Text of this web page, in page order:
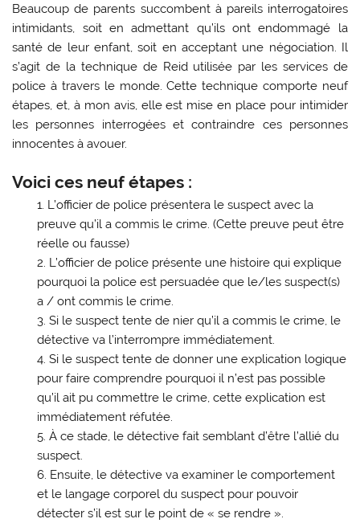
Beaucoup de parents succombent à pareils interrogatoires
intimidants, soit en admettant qu’ils ont endommagé la
santé de leur enfant, soit en acceptant une négociation. Il
s’agit de la technique de Reid utilisée par les services de
police à travers le monde. Cette technique comporte neuf
étapes, et, à mon avis, elle est mise en place pour intimider
les personnes interrogées et contraindre ces personnes
innocentes à avouer.
Voici ces neuf étapes :
L’officier de police présentera le suspect avec la
preuve qu’il a commis le crime. (Cette preuve peut être
réelle ou fausse)
L’officier de police présente une histoire qui explique
pourquoi la police est persuadée que le/les suspect(s)
a / ont commis le crime.
Si le suspect tente de nier qu’il a commis le crime, le
détective va l’interrompre immédiatement.
Si le suspect tente de donner une explication logique
pour faire comprendre pourquoi il n’est pas possible
qu’il ait pu commettre le crime, cette explication est
immédiatement réfutée.
À ce stade, le détective fait semblant d’être l’allié du
suspect.
Ensuite, le détective va examiner le comportement
et le langage corporel du suspect pour pouvoir
détecter s’il est sur le point de « se rendre ».